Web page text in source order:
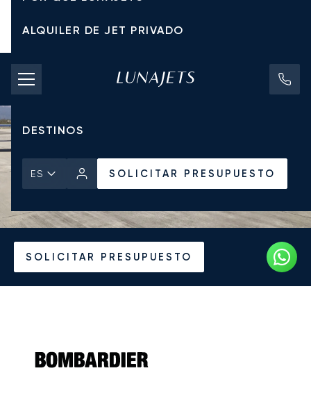
ALQUILER DE JET PRIVADO
TARIFAS DE CHÁRTER
JETS PRIVADOS
DESTINOS
ES SOLICITAR PRESUPUESTO
SOLICITAR PRESUPUESTO
Global Express